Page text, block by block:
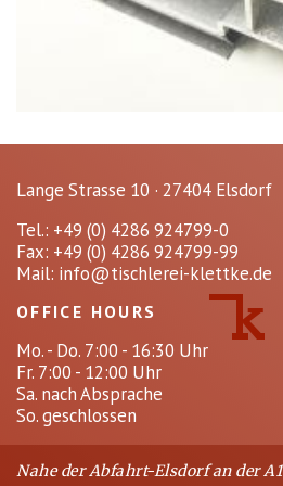
Lange Strasse 10 · 27404 Elsdorf
Tel.: +49 (0) 4286 924799-0
Fax: +49 (0) 4286 924799-99
Mail: info@tischlerei-klettke.de
OFFICE HOURS
Mo. - Do. 7:00 - 16:30 Uhr
Fr. 7:00 - 12:00 Uhr
Sa. nach Absprache
So. geschlossen
Nahe der Abfahrt-Elsdorf an der A1